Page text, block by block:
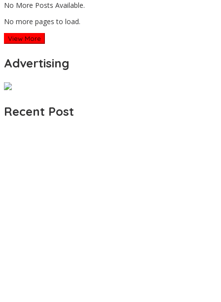
No More Posts Available.
No more pages to load.
View More
Advertising
Recent Post